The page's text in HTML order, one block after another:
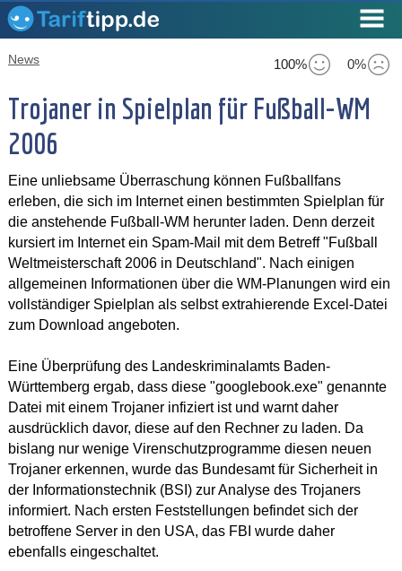
100% 0%
News
Trojaner in Spielplan für Fußball-WM
2006
Eine unliebsame Überraschung können Fußballfans
erleben, die sich im Internet einen bestimmten Spielplan für
die anstehende Fußball-WM herunter laden. Denn derzeit
kursiert im Internet ein Spam-Mail mit dem Betreff "Fußball
Weltmeisterschaft 2006 in Deutschland". Nach einigen
allgemeinen Informationen über die WM-Planungen wird ein
vollständiger Spielplan als selbst extrahierende Excel-Datei
zum Download angeboten.
Eine Überprüfung des Landeskriminalamts Baden-
Württemberg ergab, dass diese "googlebook.exe" genannte
Datei mit einem Trojaner infiziert ist und warnt daher
ausdrücklich davor, diese auf den Rechner zu laden. Da
bislang nur wenige Virenschutzprogramme diesen neuen
Trojaner erkennen, wurde das Bundesamt für Sicherheit in
der Informationstechnik (BSI) zur Analyse des Trojaners
informiert. Nach ersten Feststellungen befindet sich der
betroffene Server in den USA, das FBI wurde daher
ebenfalls eingeschaltet.